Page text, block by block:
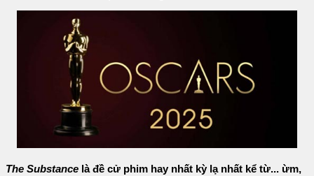
The Substance là đề cử phim hay nhất kỳ lạ nhất kể từ... ừm,